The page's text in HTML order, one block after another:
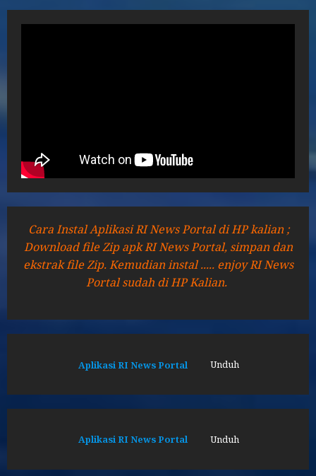
Cara Instal Aplikasi RI News Portal di HP kalian ;
Download file Zip apk RI News Portal, simpan dan
ekstrak file Zip. Kemudian instal ..... enjoy RI News
Portal sudah di HP Kalian.
Aplikasi RI News Portal Unduh
Aplikasi RI News Portal Unduh